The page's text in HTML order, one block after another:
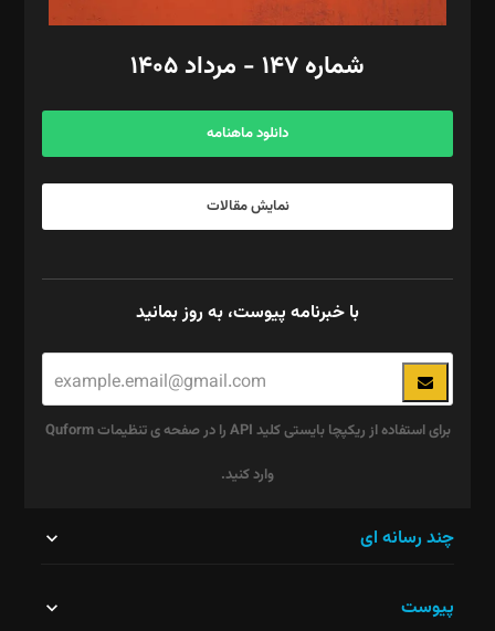
امور مالی: شاپور رهبری، محمد‌ کاظمی‌نیا
آگهی و مشترکین: ۰۹۱۹۹۹۹۰۴۵۴
شماره ۱۴۷ - مرداد ۱۴۰۵
دانلود ماهنامه
نمایش مقالات
با خبرنامه پیوست، به روز بمانید
برای استفاده از ریکپچا بایستی کلید API را در صفحه ی تنظیمات Quform
وارد کنید.
نباید
چند رسانه ای
پیوست